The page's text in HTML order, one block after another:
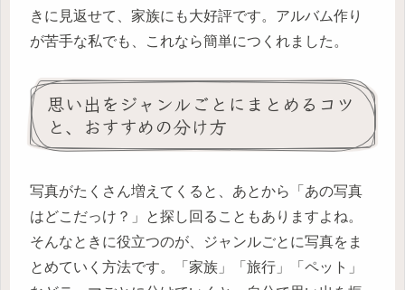
きに見返せて、家族にも大好評です。アルバム作り
が苦手な私でも、これなら簡単につくれました。
思い出をジャンルごとにまとめるコツ
と、おすすめの分け方
写真がたくさん増えてくると、あとから「あの写真
はどこだっけ？」と探し回ることもありますよね。
そんなときに役立つのが、ジャンルごとに写真をま
とめていく方法です。「家族」「旅行」「ペット」